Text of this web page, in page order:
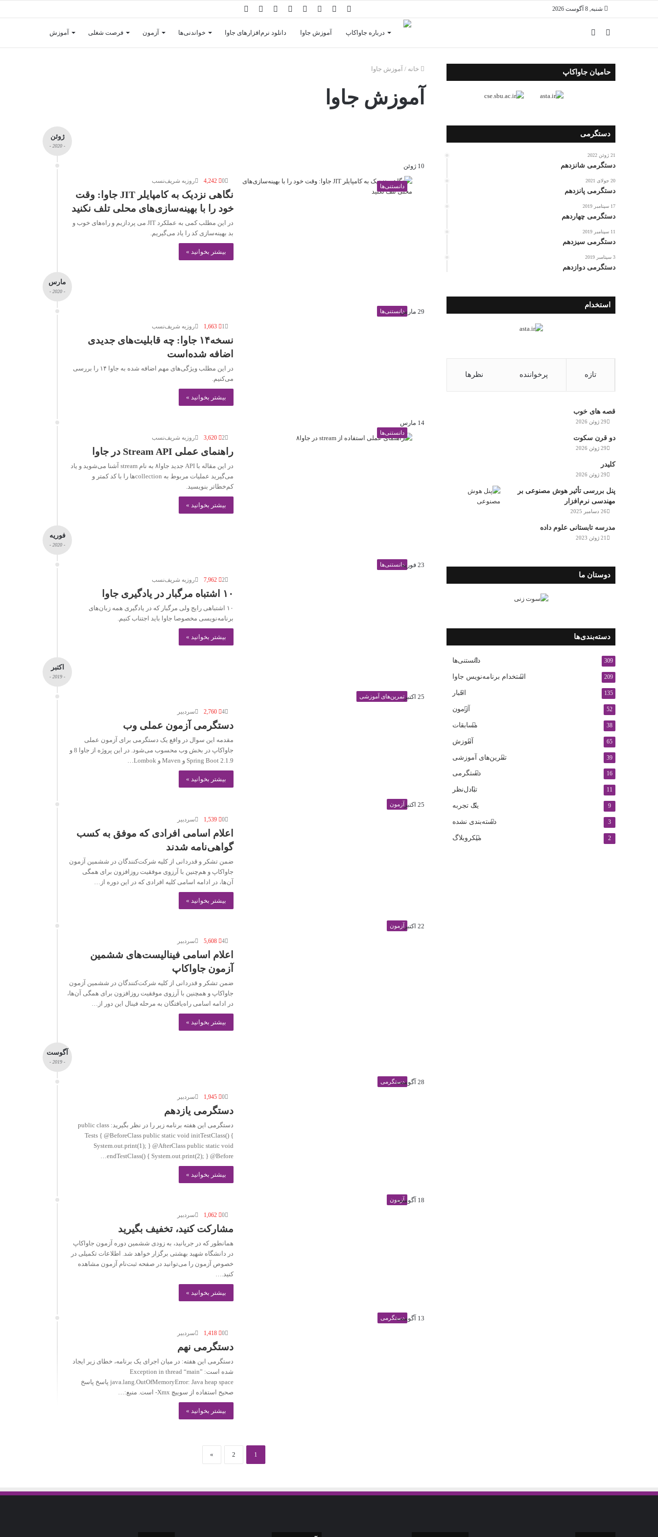
شنبه, 8 آگوست 2026 تغییر سایدبارآپارات خوراکتلگرام اینستاگرام
لینکدین
آموزش فرصت شغلی آزمون خواندنی‌ها دانلود نرم‌افزارهای جاوا آموزش جاوا درباره جاواکاپ جستجو
خانه / آموزش جاوا
آموزش جاوا
ژوئن
- 2020 -
10 ژوئن
دانستنی‌ها
روزبه شریف‌نسب 0
نگاهی نزدیک به کامپایلر JIT جاوا: وقت
خود را با بهینه‌سازی‌های محلی تلف نکنید
در این مطلب کمی به عملکرد JIT می پردازیم و راه‌های خوب و
بد بهینه‌سازی کد را یاد می‌گیریم.
بیشتر بخوانید »
مارس
- 2020 -
29 مارس دانستنی‌ها
روزبه شریف‌نسب 1
نسخه۱۴ جاوا: چه قابلیت‌های جدیدی
اضافه شده‌است
در این مطلب ویژگی‌های مهم اضافه شده به جاوا ۱۴ را بررسی
می‌کنیم.
بیشتر بخوانید »
14 مارس
دانستنی‌ها
روزبه شریف‌نسب 2
راهنمای عملی Stream API در جاوا
در این مقاله با API جدید جاوا۸ به نام stream آشنا می‌شوید و یاد
می‌گیرید عملیات مربوط به collectionها را با کد کمتر و
کم‌خطاتر بنویسید.
بیشتر بخوانید »
فوریه
- 2020 -
23 فوریه دانستنی‌ها
روزبه شریف‌نسب 2
۱۰ اشتباه مرگبار در یادگیری جاوا
۱۰ اشتباهی رایج ولی مرگبار که در یادگیری همه زبان‌های
برنامه‌نویسی مخصوصا جاوا باید اجتناب کنیم.
بیشتر بخوانید »
اکتبر
- 2019 -
25 اکتبر تمرین‌های آموزشی
سردبیر 4
دستگرمی آزمون عملی وب
مقدمه این سوال در واقع یک دستگرمی برای آزمون عملی
جاواکاپ در بخش وب محسوب می‌شود. در این پروژه از جاوا 8 و
Spring Boot 2.1.9 و Maven و Lombok…
بیشتر بخوانید »
25 اکتبر آزمون
سردبیر 0
اعلام اسامی افرادی که موفق به کسب
گواهی‌نامه شدند
ضمن تشکر و قدردانی از کلیه شرکت‎‌کنندگان در ششمین آزمون
جاواکاپ و هم‌چنین با آرزوی موفقیت روزافزون برای همگی
آن‌ها، در ادامه اسامی کلیه افرادی که در این دوره از…
بیشتر بخوانید »
22 اکتبر آزمون
سردبیر 4
اعلام اسامی فینالیست‌های ششمین
آزمون جاواکاپ
ضمن تشکر و قدردانی از کلیه شرکت‎‌کنندگان در ششمین آزمون
جاواکاپ و هم‎چنین با آرزوی موفقیت روزافزون برای همگی آن‌ها،
در ادامه اسامی راه‌یافتگان به مرحله فینال این دور از…
بیشتر بخوانید »
آگوست
- 2019 -
28 آگوست دستگرمی
سردبیر 0
دستگرمی یازدهم
دستگرمی این هفته برنامه زیر را در نظر بگیرید: public class
Tests { @BeforeClass public static void initTestClass() {
System.out.print(1); } @AfterClass public static void
endTestClass() { System.out.print(2); } @Before…
بیشتر بخوانید »
18 آگوست آزمون
سردبیر 0
مشارکت کنید، تخفیف بگیرید
همانطور که در جریانید، به زودی ششمین دوره آزمون جاواکاپ
در دانشگاه شهید بهشتی برگزار خواهد شد. اطلاعات تکمیلی در
خصوص آزمون را می‌توانید در صفحه ثبت‌نام آزمون مشاهده
کنید.…
بیشتر بخوانید »
13 آگوست دستگرمی
سردبیر 0
دستگرمی نهم
دستگرمی این هفته: در میان اجرای یک برنامه، خطای زیر ایجاد
شده است: Exception in thread “main”
java.lang.OutOfMemoryError: Java heap space پاسخ پاسخ
صحیح استفاده از سوییچ Xmx- است. منبع:…
بیشتر بخوانید »
1
2
»
حامیان جاواکاپ
دستگرمی
21 ژوئن 2022
دستگرمی شانزدهم
20 جولای 2021
دستگرمی پانزدهم
17 سپتامبر 2019
دستگرمی چهاردهم
11 سپتامبر 2019
دستگرمی سیزدهم
3 سپتامبر 2019
دستگرمی دوازدهم
استخدام
تازه پرخواننده نظرها
قصه های خوب
29 ژوئن 2026
دو قرن سکوت
29 ژوئن 2026
کلیدر
29 ژوئن 2026
پنل بررسی تأثیر هوش مصنوعی بر
مهندسی نرم‌افزار
26 دسامبر 2025
مدرسه تابستانی علوم داده
21 ژوئن 2023
دوستان ما
دسته‌بندی‌ها
دانستنی‌ها 309
استخدام برنامه‌نویس جاوا 209
اخبار 135
آزمون 52
مسابقات 38
آموزش 65
تمرین‌های آموزشی 39
دستگرمی 16
تبادل‌نظر 11
یک تجربه 9
دسته‌بندی نشده 3
میکروبلاگ 2